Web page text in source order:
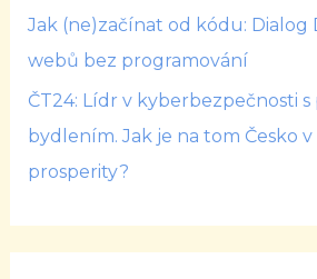
Jak (ne)začínat od kódu: Dialog
webů bez programování
ČT24: Lídr v kyberbezpečnosti
bydlením. Jak je na tom Česko
prosperity?